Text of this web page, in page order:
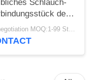
Schlauch-
des
Düse G1/2“
be negotiation MOQ:1-99 Stücke